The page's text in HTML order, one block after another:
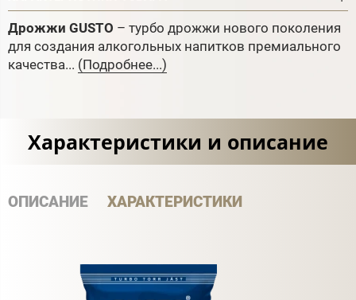
Дрожжи GUSTO – турбо дрожжи нового поколения
для создания алкогольных напитков премиального
качества... (Подробнее...)
Характеристики и описание
ОПИСАНИЕ ХАРАКТЕРИСТИКИ